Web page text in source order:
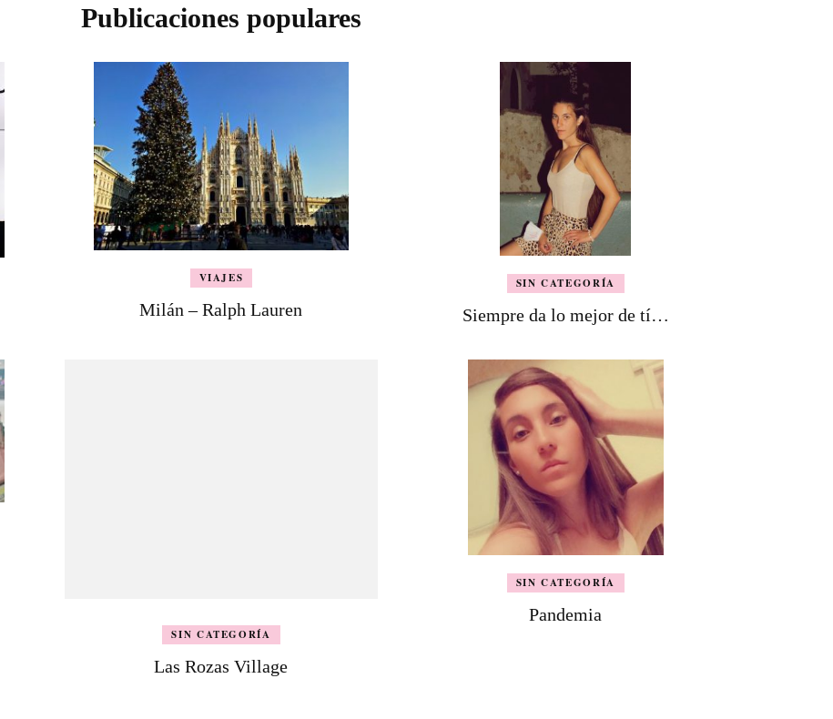
Publicaciones populares
VIAJES
Milán – Ralph Lauren
SIN CATEGORÍA
Siempre da lo mejor de tí…
SIN CATEGORÍA
Las Rozas Village
SIN CATEGORÍA
Pandemia